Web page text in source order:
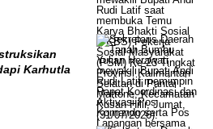
Karhutla